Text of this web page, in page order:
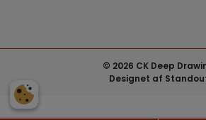
© 2026 CK Deep
Designet af